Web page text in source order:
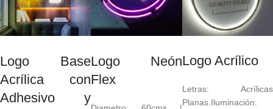
Logo Base
Acrílica con
Adhesivo y
Logo Neón
Flex
Logo Acrílico
Letras: Acrílicas
Planas.Iluminación: